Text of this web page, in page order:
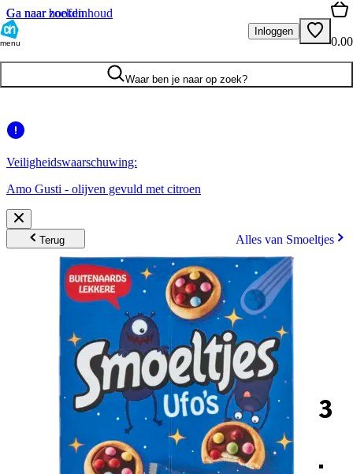
Ga naar hoofdinhoud
Ga naar zoeken
menu
Inloggen
0.00
Waar ben je naar op zoek?
Veiligheidswaarschuwing:
Amo Gusti - olijven gevuld met citroen
Terug Alles van Smoeltjes
3
.